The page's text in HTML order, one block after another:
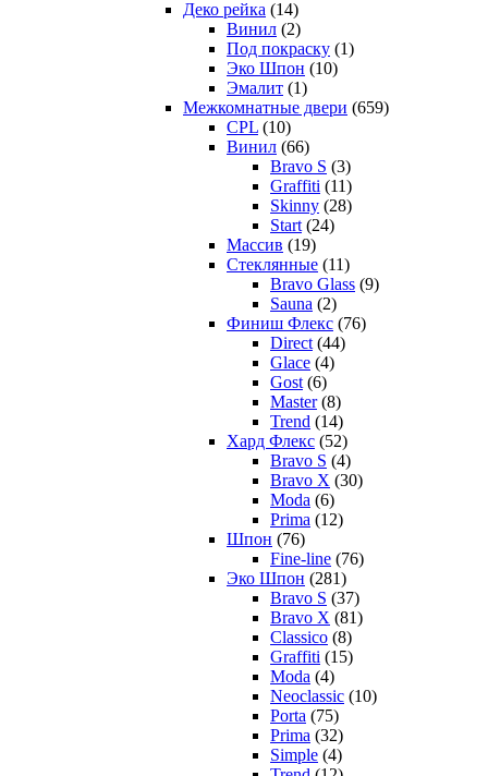
Деко рейка (14)
Винил (2)
Под покраску (1)
Эко Шпон (10)
Эмалит (1)
Межкомнатные двери (659)
CPL (10)
Винил (66)
Bravo S (3)
Graffiti (11)
Skinny (28)
Start (24)
Массив (19)
Стеклянные (11)
Bravo Glass (9)
Sauna (2)
Финиш Флекс (76)
Direct (44)
Glace (4)
Gost (6)
Master (8)
Trend (14)
Хард Флекс (52)
Bravo S (4)
Bravo X (30)
Moda (6)
Prima (12)
Шпон (76)
Fine-line (76)
Эко Шпон (281)
Bravo S (37)
Bravo X (81)
Classico (8)
Graffiti (15)
Moda (4)
Neoclassic (10)
Porta (75)
Prima (32)
Simple (4)